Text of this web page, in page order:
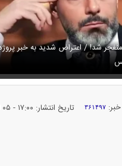
درباره گوگوش خبرساز شد + ویدئو
۳۶۱۴۹۷ تاریخ انتشار: ۱۷:۰۰ - ۰۵ ارديبهشت ۱۴۰۵
خودرو‌های ایران خودرو + جدول